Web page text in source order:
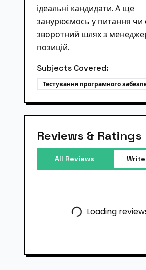
ідеальні кандидати. А ще
занурюємось у питання чи
зворотний шлях з
позицій.
Subjects Covered:
Тестування програмного
Reviews & Ratings
All Reviews
Loading